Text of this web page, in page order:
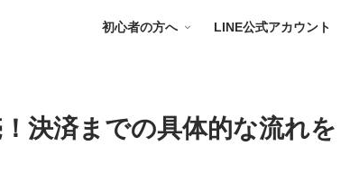
初心者の方へ LINE公式アカウント
決済までの具体的な流れを